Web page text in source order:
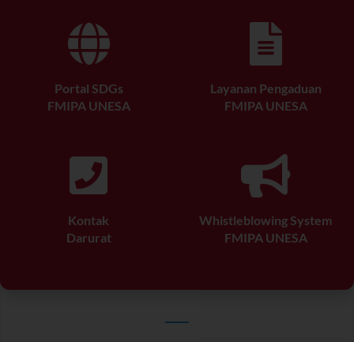
Portal SDGs
FMIPA UNESA
Layanan Pengaduan
FMIPA UNESA
Kontak
Darurat
Whistleblowing System
FMIPA UNESA